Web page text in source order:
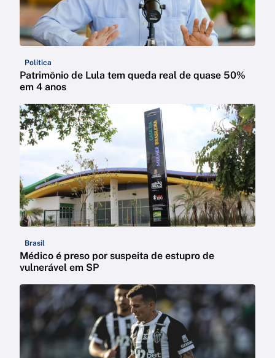
Política
Patrimônio de Lula tem queda real de quase 50%
em 4 anos
Brasil
Médico é preso por suspeita de estupro de
vulnerável em SP